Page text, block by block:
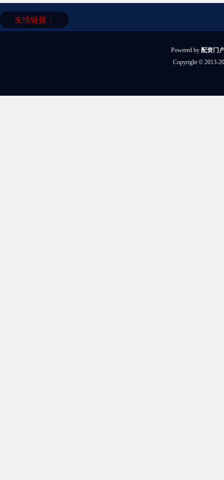
友情链接：
Powered by 配资门
Copyright© 2013-